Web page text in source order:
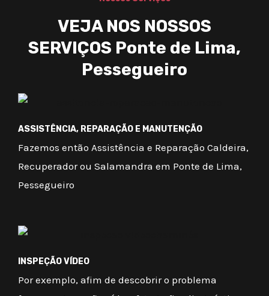
VEJA NOS NOSSOS
SERVIÇOS Ponte de Lima,
Pessegueiro
ASSISTÊNCIA, REPARAÇÃO E MANUTENÇÃO
Fazemos então Assistência e Reparação Caldeira,
Recuperador ou Salamandra em Ponte de Lima,
Pessegueiro
INSPEÇÃO VÍDEO
Por exemplo, afim de descobrir o problema